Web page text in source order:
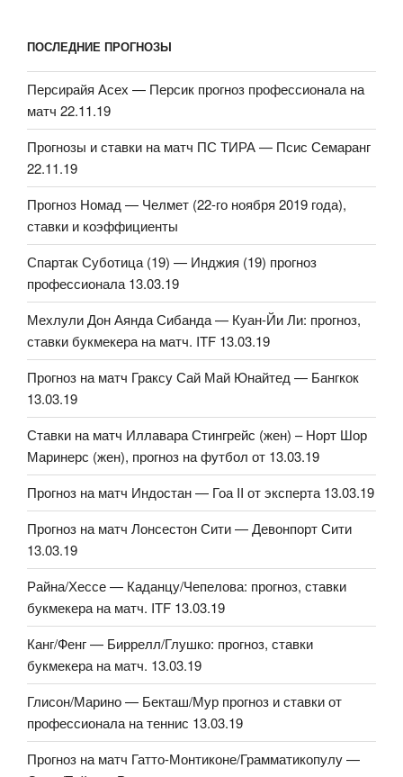
ПОСЛЕДНИЕ ПРОГНОЗЫ
Персирайя Асех — Персик прогноз профессионала на
матч 22.11.19
Прогнозы и ставки на матч ПС ТИРА — Псис Семаранг
22.11.19
Прогноз Номад — Челмет (22-го ноября 2019 года),
ставки и коэффициенты
Спартак Суботица (19) — Инджия (19) прогноз
профессионала 13.03.19
Мехлули Дон Аянда Сибанда — Куан-Йи Ли: прогноз,
ставки букмекера на матч. ITF 13.03.19
Прогноз на матч Граксу Сай Май Юнайтед — Бангкок
13.03.19
Ставки на матч Иллавара Стингрейс (жен) – Норт Шор
Маринерс (жен), прогноз на футбол от 13.03.19
Прогноз на матч Индостан — Гоа II от эксперта 13.03.19
Прогноз на матч Лонсестон Сити — Девонпорт Сити
13.03.19
Райна/Хессе — Каданцу/Чепелова: прогноз, ставки
букмекера на матч. ITF 13.03.19
Канг/Фенг — Биррелл/Глушко: прогноз, ставки
букмекера на матч. 13.03.19
Глисон/Марино — Бекташ/Мур прогноз и ставки от
профессионала на теннис 13.03.19
Прогноз на матч Гатто-Монтиконе/Грамматикопулу —